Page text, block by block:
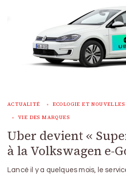
ACTUALITÉ ECOLOGIE ET
VIE DES MARQUES
Uber devient «
à la Volkswagen e-
Lancé il y a quelques mois, le